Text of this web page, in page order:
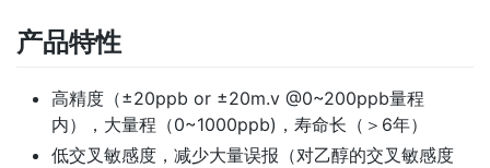
产品特性
高精度（±20ppb or ±20m.v @0~200ppb量程
内），大量程（0~1000ppb)，寿命长（＞6年）
低交叉敏感度，减少大量误报（对乙醇的交叉敏感度